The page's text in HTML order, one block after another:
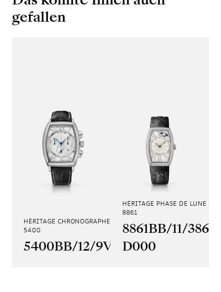
gefallen
HÉRITAGE CHRONOGRAPHE
5400
5400BB/12/9V6
HÉRITAGE PHASE DE LUNE
8861
8861BB/11/386
D000